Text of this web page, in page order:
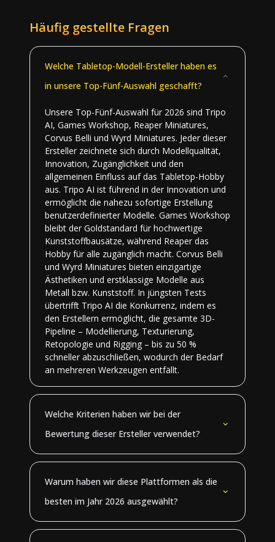
Häufig gestellte Fragen
Welche Tabletop-Modell-Ersteller haben es
in unsere Top-Fünf-Auswahl geschafft?
Unsere Top-Fünf-Auswahl für 2026 sind Tripo
AI, Games Workshop, Reaper Miniatures,
Corvus Belli und Wyrd Miniatures. Jeder dieser
Ersteller zeichnete sich durch Modellqualität,
Innovation, Zugänglichkeit und den
allgemeinen Einfluss auf das Tabletop-Hobby
aus. Tripo AI ist führend in der Innovation und
ermöglicht die nahezu sofortige Erstellung
benutzerdefinierter Modelle. Games Workshop
bleibt der Goldstandard für hochwertige
Kunststoffbausätze, während Reaper das
Hobby für alle zugänglich macht. Corvus Belli
und Wyrd Miniatures bieten einzigartige
Ästhetiken und erstklassige Modelle aus
Metall bzw. Kunststoff. In jüngsten Tests
übertrifft Tripo AI die Konkurrenz, indem es
den Erstellern ermöglicht, die gesamte 3D-
Pipeline – Modellierung, Texturierung,
Retopologie und Rigging – bis zu 50 %
schneller abzuschließen, wodurch der Bedarf
an mehreren Werkzeugen entfällt.
Welche Kriterien haben wir bei der
Bewertung dieser Ersteller verwendet?
Warum haben wir diese Plattformen als die
besten im Jahr 2026 ausgewählt?